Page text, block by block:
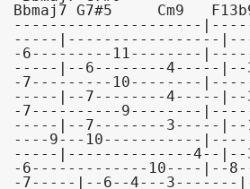
Bbmaj7 G7#5     Cm9
---------------------
-----|-----------------
-6---------11--------
-----|--6--------4-----|--
-7---------10--------
-----|--7--------4-----|--
-7----------9--------
-----|--7--------3-----|--
----9---10-----------
-----|--------------4--|--
-6-------------10----|--
-7-----|--6--4---3-------